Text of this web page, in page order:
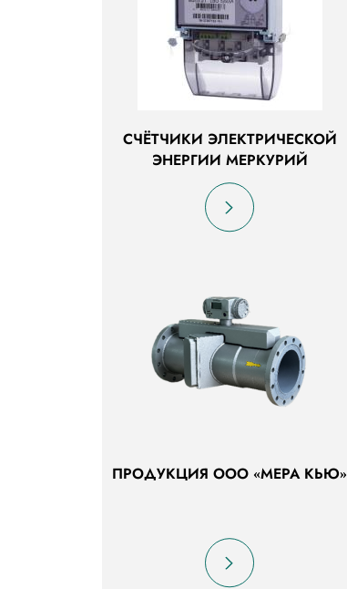
СЧЁТЧИКИ ЭЛЕКТРИЧЕСКОЙ
ЭНЕРГИИ МЕРКУРИЙ
ПРОДУКЦИЯ ООО «МЕРА КЬЮ»